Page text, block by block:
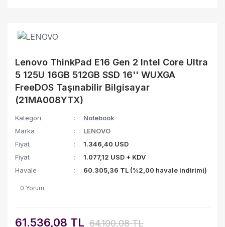
Lenovo ThinkPad E16 Gen 2 Intel Core Ultra
5 125U 16GB 512GB SSD 16'' WUXGA
FreeDOS Taşınabilir Bilgisayar
(21MA008YTX)
Kategori
Notebook
Marka
LENOVO
Fiyat
1.346,40 USD
Fiyat
1.077,12 USD + KDV
Havale
60.305,36 TL (%2,00 havale indirimi)
0 Yorum
61.536,08 TL 64.100,08 TL